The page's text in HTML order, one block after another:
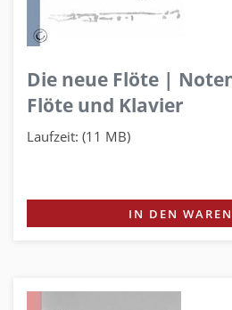
Die neue Flöte |
Flöte und Klavier
Laufzeit: (11 MB)
IN DEN